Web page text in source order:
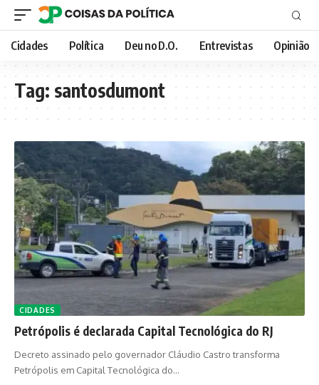
Cidades Política Deu no D.O. Entrevistas Opinião
Tag: santosdumont
CIDADES
Petrópolis é declarada Capital Tecnológica do RJ
Decreto assinado pelo governador Cláudio Castro transforma
Petrópolis em Capital Tecnológica do…